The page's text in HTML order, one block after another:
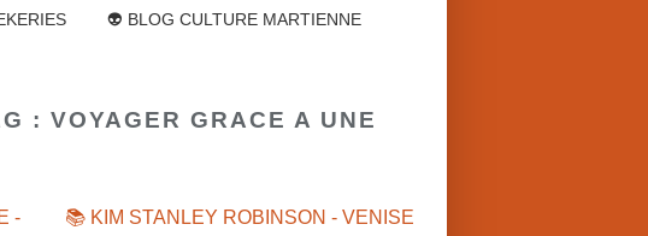
👽 BLOG CULTURE MARTIENNE
: VOYAGER GRACE A UNE
-
📚 KIM STANLEY ROBINSON - VENISE